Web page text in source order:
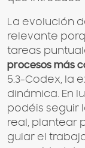
La evolución
relevante
tareas
procesos más
5.3-Codex, la
dinámica. En
podéis seguir
real, plantear
guiar el